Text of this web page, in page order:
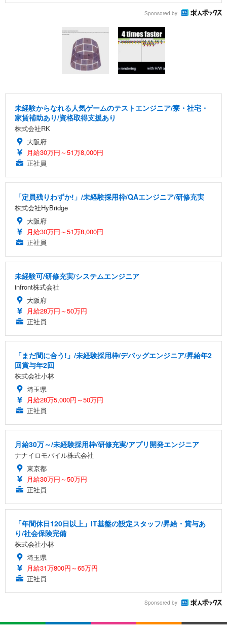
Sponsored by
未経験からなれる人気ゲームのテストエンジニア/寮・社宅・
家賃補助あり/資格取得支援あり
株式会社RK
大阪府
月給30万円～51万8,000円
正社員
「定員残りわずか!」/未経験採用枠/QAエンジニア/研修充実
株式会社HyBridge
大阪府
月給30万円～51万8,000円
正社員
未経験可/研修充実/システムエンジニア
infront株式会社
大阪府
月給28万円～50万円
正社員
「まだ間に合う!」/未経験採用枠/デバッグエンジニア/昇給年2
回賞与年2回
株式会社小林
埼玉県
月給28万5,000円～50万円
正社員
月給30万～/未経験採用枠/研修充実/アプリ開発エンジニア
ナナイロモバイル株式会社
東京都
月給30万円～50万円
正社員
「年間休日120日以上」IT基盤の設定スタッフ/昇給・賞与あ
り/社会保険完備
株式会社小林
埼玉県
月給31万800円～65万円
正社員
Sponsored by